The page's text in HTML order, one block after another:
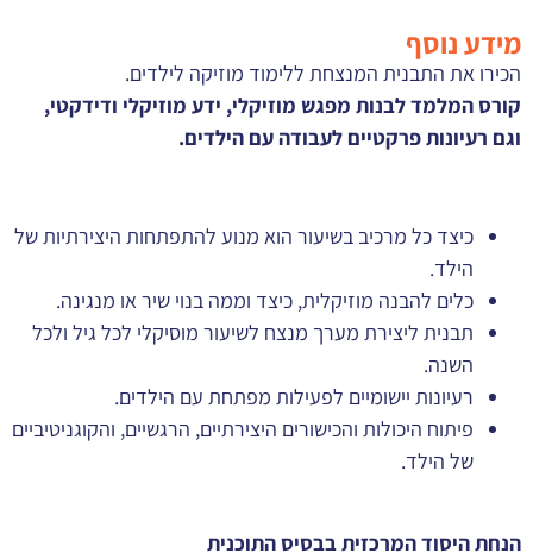
מידע נוסף
הכירו את התבנית המנצחת ללימוד מוזיקה לילדים.
קורס המלמד לבנות מפגש מוזיקלי, ידע מוזיקלי ודידקטי,
וגם רעיונות פרקטיים לעבודה עם הילדים.
כיצד כל מרכיב בשיעור הוא מנוע להתפתחות היצירתיות של
הילד.
כלים להבנה מוזיקלית, כיצד וממה בנוי שיר או מנגינה.
תבנית ליצירת מערך מנצח לשיעור מוסיקלי לכל גיל ולכל
השנה.
רעיונות יישומיים לפעילות מפתחת עם הילדים.
פיתוח היכולות והכישורים היצירתיים, הרגשיים, והקוגניטיביים
של הילד.
הנחת היסוד המרכזית בבסיס התוכנית